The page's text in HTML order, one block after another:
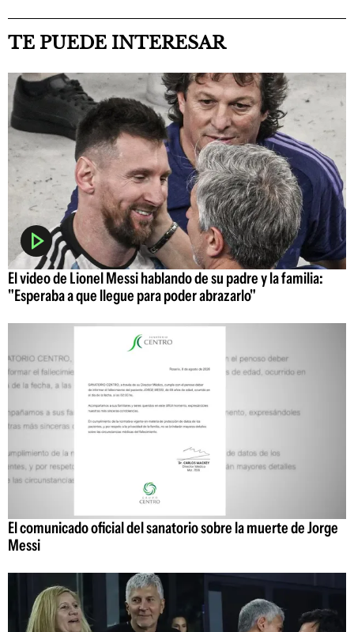
TE PUEDE INTERESAR
El video de Lionel Messi hablando de su padre y la familia:
"Esperaba a que llegue para poder abrazarlo"
El comunicado oficial del sanatorio sobre la muerte de Jorge
Messi